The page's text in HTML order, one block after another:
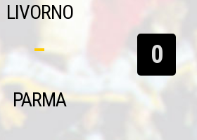
LIVORNO
0
PARMA